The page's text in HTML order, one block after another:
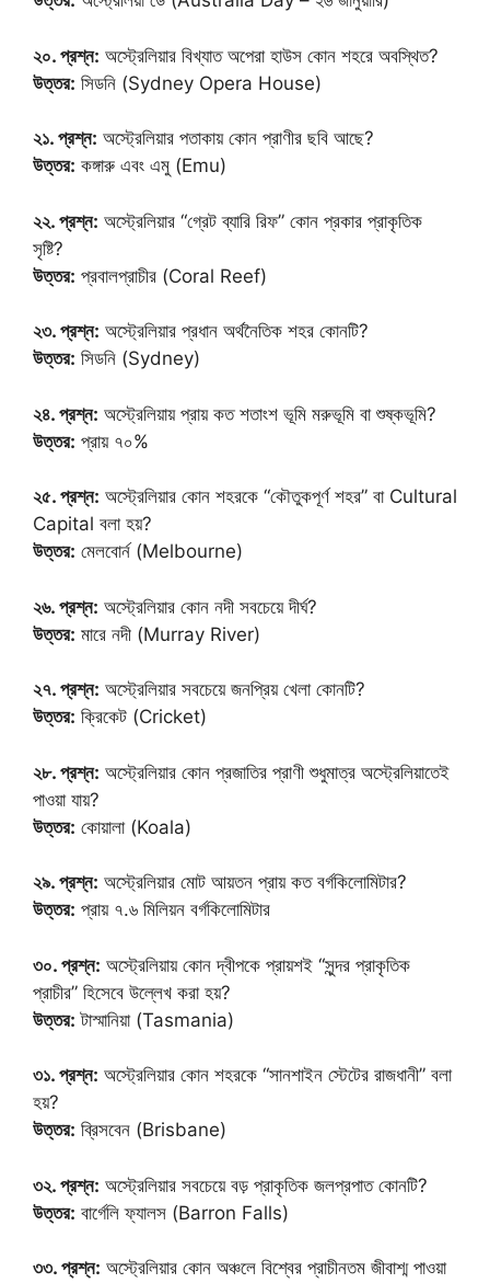
২০. প্রশ্ন: অস্ট্রেলিয়ার বিখ্যাত অপেরা হাউস কোন শহরে অবস্থিত?
উত্তর: সিডনি (Sydney Opera House)
২১. প্রশ্ন: অস্ট্রেলিয়ার পতাকায় কোন প্রাণীর ছবি আছে?
উত্তর: কঙ্গারু এবং এমু (Emu)
২২. প্রশ্ন: অস্ট্রেলিয়ার “গ্রেট ব্যারি রিফ” কোন প্রকার প্রাকৃতিক
সৃষ্টি?
উত্তর: প্রবালপ্রাচীর (Coral Reef)
২৩. প্রশ্ন: অস্ট্রেলিয়ার প্রধান অর্থনৈতিক শহর কোনটি?
উত্তর: সিডনি (Sydney)
২৪. প্রশ্ন: অস্ট্রেলিয়ায় প্রায় কত শতাংশ ভূমি মরুভূমি বা শুষ্কভূমি?
উত্তর: প্রায় ৭০%
২৫. প্রশ্ন: অস্ট্রেলিয়ার কোন শহরকে “কৌতুকপূর্ণ শহর” বা Cultural
Capital বলা হয়?
উত্তর: মেলবোর্ন (Melbourne)
২৬. প্রশ্ন: অস্ট্রেলিয়ার কোন নদী সবচেয়ে দীর্ঘ?
উত্তর: মারে নদী (Murray River)
২৭. প্রশ্ন: অস্ট্রেলিয়ার সবচেয়ে জনপ্রিয় খেলা কোনটি?
উত্তর: ক্রিকেট (Cricket)
২৮. প্রশ্ন: অস্ট্রেলিয়ার কোন প্রজাতির প্রাণী শুধুমাত্র অস্ট্রেলিয়াতেই
পাওয়া যায়?
উত্তর: কোয়ালা (Koala)
২৯. প্রশ্ন: অস্ট্রেলিয়ার মোট আয়তন প্রায় কত বর্গকিলোমিটার?
উত্তর: প্রায় ৭.৬ মিলিয়ন বর্গকিলোমিটার
৩০. প্রশ্ন: অস্ট্রেলিয়ায় কোন দ্বীপকে প্রায়শই “সুন্দর প্রাকৃতিক
প্রাচীর” হিসেবে উল্লেখ করা হয়?
উত্তর: টাস্মানিয়া (Tasmania)
৩১. প্রশ্ন: অস্ট্রেলিয়ার কোন শহরকে “সানশাইন স্টেটের রাজধানী” বলা
হয়?
উত্তর: ব্রিসবেন (Brisbane)
৩২. প্রশ্ন: অস্ট্রেলিয়ার সবচেয়ে বড় প্রাকৃতিক জলপ্রপাত কোনটি?
উত্তর: বার্গেলি ফ্যালস (Barron Falls)
৩৩. প্রশ্ন: অস্ট্রেলিয়ার কোন অঞ্চলে বিশ্বের প্রাচীনতম জীবাশ্ম পাওয়া